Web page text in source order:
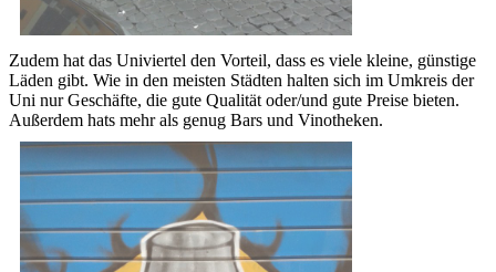
Zudem hat das Univiertel den Vorteil, dass es viele kleine, günstige
Läden gibt. Wie in den meisten Städten halten sich im Umkreis der
Uni nur Geschäfte, die gute Qualität oder/und gute Preise bieten.
Außerdem hats mehr als genug Bars und Vinotheken.